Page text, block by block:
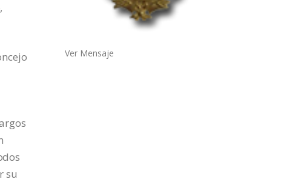
su
Ver Mensaje